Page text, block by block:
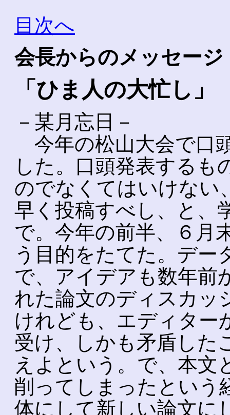
目次へ
会長からのメッセー
「ひま人の大忙し」
－某月忘日－
今年の松山大会で口
した。口頭発表するも
のでなくてはいけない
早く投稿すべし、と、
で。今年の前半、６月
う目的をたてた。デー
で、アイデアも数年前
れた論文のディスカッ
けれども、エディター
受け、しかも矛盾した
えよという。で、本文
削ってしまったという
体にして新しい論文に